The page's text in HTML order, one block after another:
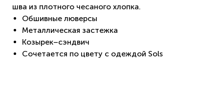
шва из плотного чесаного хлопка.
Обшивные люверсы
Металлическая застежка
Козырек–сэндвич
Сочетается по цвету с одеждой Sols